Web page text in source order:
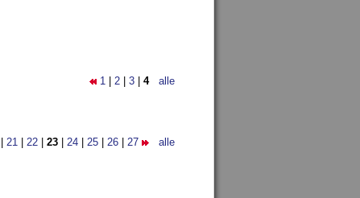
1 2 3 4 alle
21 22 23 24 25 26 27 alle